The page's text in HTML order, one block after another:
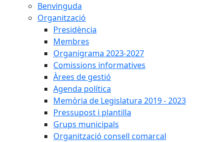
Benvinguda
Organització
Presidència
Membres
Organigrama 2023-2027
Comissions informatives
Àrees de gestió
Agenda política
Memòria de Legislatura 2019 - 2023
Pressupost i plantilla
Grups municipals
Organització consell comarcal